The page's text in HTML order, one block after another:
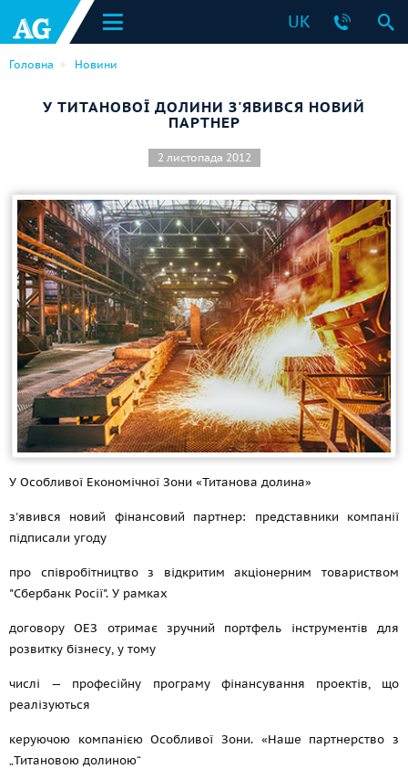
UK
Головна Новини
У ТИТАНОВОЇ ДОЛИНИ З'ЯВИВСЯ НОВИЙ
ПАРТНЕР
2 листопада 2012
У Особливої Економічної Зони «Титанова долина»
з'явився новий фінансовий партнер: представники компанії
підписали угоду
про співробітництво з відкритим акціонерним товариством
"Сбербанк Росії". У рамках
договору ОЕЗ отримає зручний портфель інструментів для
розвитку бізнесу, у тому
числі — професійну програму фінансування проектів, що
реалізуються
керуючою компанією Особливої Зони. «Наше партнерство з
„Титановою долиною“